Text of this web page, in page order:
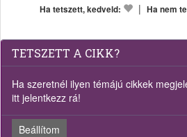
Ha tetszett, kedveld:
| Ha nem
TETSZETT A CIKK?
Ha szeretnél ilyen témájú cikkek
itt jelentkezz rá!
Beállítom